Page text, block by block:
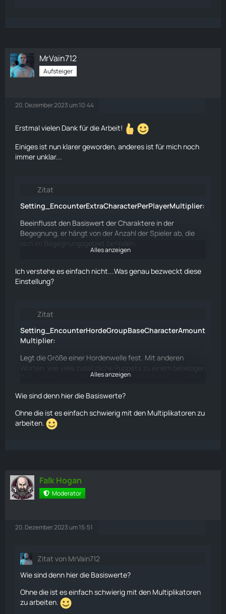
MrVain712
Aufsteiger
20. Dezember 2023 um 10:44
Erstmal vielen Dank für die Arbeit!
Einiges ist nun klarer geworden, anderes ist für mich noch
immer unklar...
Zitat
Setting_EncounterExtraCharacterPerPlayerMultiplier:
Beeinflusst den Basiswert der Charaktere in der
Begegnung, er hängt von der Anzahl der Spieler ab, die
zusätzlichen Einheiten pro Spieler (1) * Multiplikator
Wenn sich 4 Spieler im HTZ-Gebiet befinden, würde es
Zwischen 3 oder 4 + (4 -1) * (1 * 2(Multiplikator))
Die Anzahl derPuppetswürde am Ende 10 betragen
Alles anzeigen
Ich verstehe es einfach nicht...Was genau bezweckt diese
Einstellung?
Zitat
Setting_EncounterHordeGroupBaseCharacterAmount
Multiplier:
Legt die Größe einer Hordenwelle fest. Mit anderen
Zeitpunkt gespawnt werden, sobald die Horde ausgelöst
erMultiplier:
Dasselbe wie
apMultiplier:
Wie
Gesamtgröße der Horde. Legt die maximale Anzahl von
Puppets in einer Horde fest.
Setting_EncounterHordeExtraCharacterPerPlayerMult
iplier:
Alles anzeigen
Wie sind denn hier die Basiswerte?
Ohne die ist es einfach schwierig mit den Multiplikatoren zu
arbeiten.
Falk Hogan
Moderator
20. Dezember 2023 um 15:51
Zitat von MrVain712
Wie sind denn hier die Basiswerte?
Ohne die ist es einfach schwierig mit den Multiplikatoren
zu arbeiten.